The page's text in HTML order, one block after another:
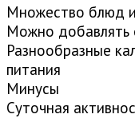
Множество блюд
Можно добавлять
Разнообразные
питания
Минусы
Суточная